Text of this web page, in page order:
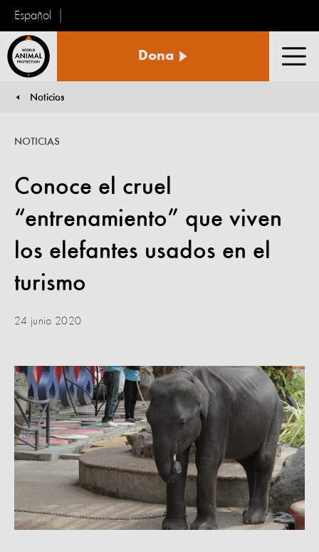
Español
Animal
Dona
Noticias
Conoce el cruel
“entrenamiento” que viven
los elefantes usados en el
turismo
NOTICIAS
24 junio 2020